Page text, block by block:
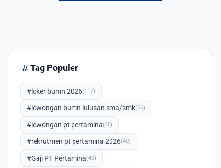
tagTag Populer
#loker bumn 2026(117)
#lowongan bumn lulusan sma/smk(66)
#lowongan pt pertamina(40)
#rekrutmen pt pertamina 2026(40)
#Gaji PT Pertamina(40)